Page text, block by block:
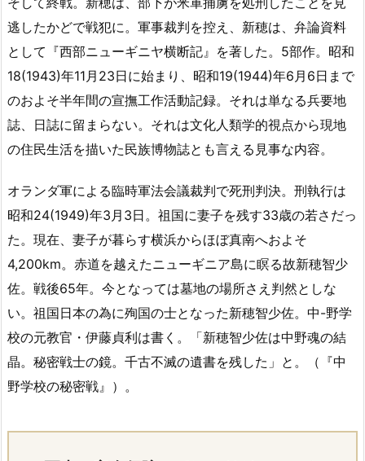
逃したかどで戦犯に。軍事裁判を控え、新穂は、弁論資料
として『西部ニューギニヤ横断記』を著した。5部作。昭和
18(1943)年11月23日に始まり、昭和19(1944)年6月6日まで
のおよそ半年間の宣撫工作活動記録。それは単なる兵要地
誌、日誌に留まらない。それは文化人類学的視点から現地
の住民生活を描いた民族博物誌とも言える見事な内容。
オランダ軍による臨時軍法会議裁判で死刑判決。刑執行は
昭和24(1949)年3月3日。祖国に妻子を残す33歳の若さだっ
た。現在、妻子が暮らす横浜からほぼ真南へおよそ
4,200km。赤道を越えたニューギニア島に瞑る故新穂智少
佐。戦後65年。今となっては墓地の場所さえ判然としな
い。祖国日本の為に殉国の士となった新穂智少佐。中-野学
校の元教官・伊藤貞利は書く。「新穂智少佐は中野魂の結
晶。秘密戦士の鏡。千古不滅の遺書を残した」と。（『中
野学校の秘密戦』）。